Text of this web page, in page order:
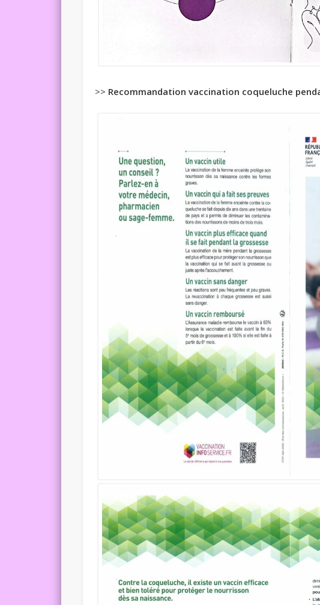
>> Recommandation vaccination coqueluche